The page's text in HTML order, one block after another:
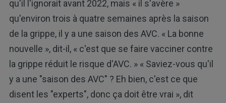
qu'il l'ignorait avant 2022, mais « il s'avère »
qu'environ trois à quatre semaines après la saison
de la grippe, il y a une saison des AVC. « La bonne
nouvelle », dit-il, « c'est que se faire vacciner contre
la grippe réduit le risque d'AVC. » « Saviez-vous qu'il
y a une "saison des AVC" ? Eh bien, c'est ce que
disent les "experts", donc ça doit être vrai », dit